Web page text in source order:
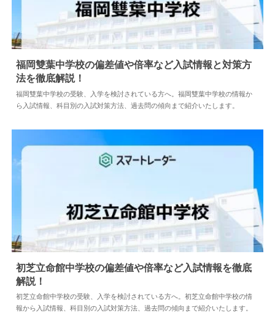
中学情報 2026.06.23
福岡雙葉中学校の偏差値や倍率など入試情報と対策方
法を徹底解説！
福岡雙葉中学校の受験、入学を検討されている方へ。福岡雙葉中学校の情報か
ら入試情報、科目別の入試対策方法、過去問の傾向まで紹介いたします。
中学情報 2024.04.02
初芝立命館中学校の偏差値や倍率など入試情報を徹底
解説！
初芝立命館中学校の受験、入学を検討されている方へ。初芝立命館中学校の情
報から入試情報、科目別の入試対策方法、過去問の傾向まで紹介いたします。